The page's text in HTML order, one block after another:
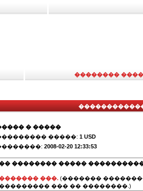
��������
� �����
�����: 1 USD
2008-02-20 12:33:53
�������� �����
���. (�������
��� �� ��������.)